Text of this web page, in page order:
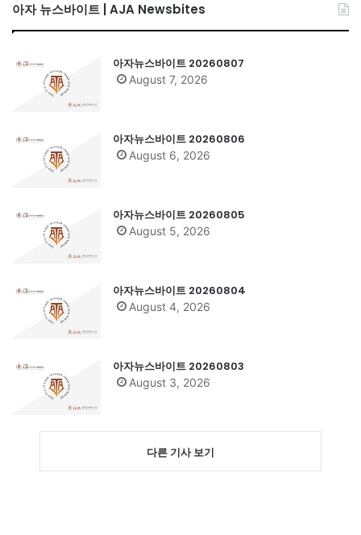
아자 뉴스바이트 | AJA Newsbites
아자뉴스바이트 20260807
August 7, 2026
아자뉴스바이트 20260806
August 6, 2026
아자뉴스바이트 20260805
August 5, 2026
아자뉴스바이트 20260804
August 4, 2026
아자뉴스바이트 20260803
August 3, 2026
다른 기사 보기